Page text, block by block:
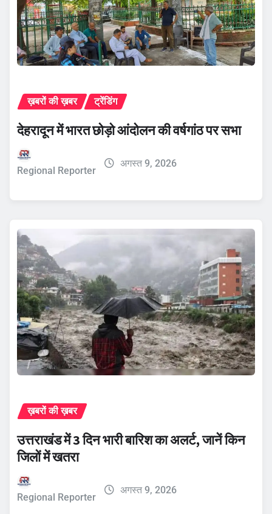
ख़बरों की ख़बर ट्रेंडिंग
देहरादून में भारत छोड़ो आंदोलन की वर्षगांठ पर सभा
Regional Reporter
अगस्त 9, 2026
ख़बरों की ख़बर
उत्तराखंड में 3 दिन भारी बारिश का अलर्ट, जानें किन
जिलों में खतरा
Regional Reporter
अगस्त 9, 2026